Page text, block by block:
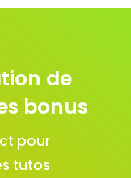
de
bonus
pour
tutos